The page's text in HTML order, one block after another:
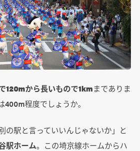
120mから長いもので1kmまでありま
400m程度でしょうか。
の駅と言っていいんじゃないか」と
駅ホーム。この埼京線ホームからハ